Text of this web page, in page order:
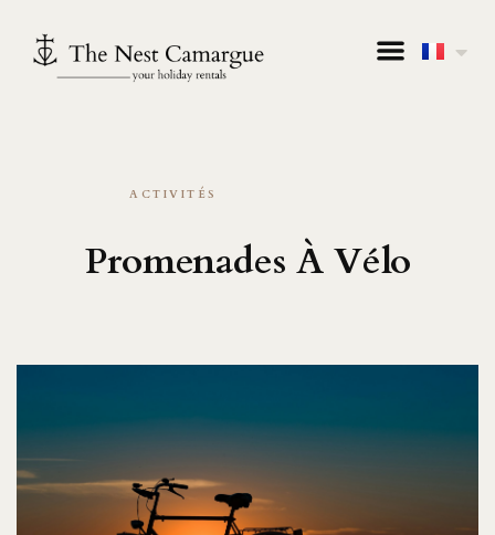
ACTIVITÉS
Promenades À Vélo